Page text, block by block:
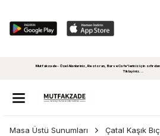
Mutfakzade - Özel Alanlariniz, Restoran, Bar ve Cafe'leriniz için
Tiklayiniz...
Masa Üstü Sunumları
Çatal Kaşık